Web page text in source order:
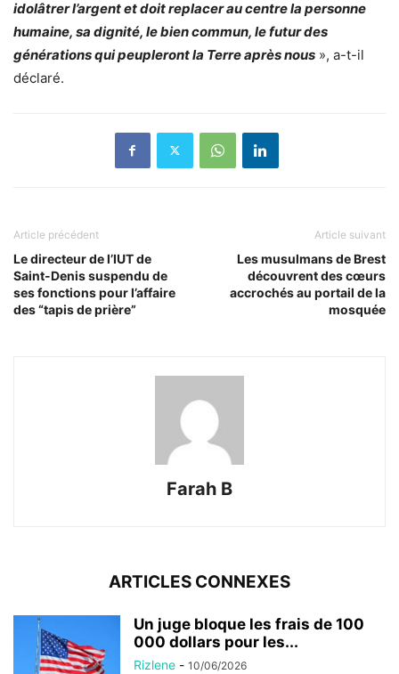
idolâtrer l’argent et doit replacer au centre la personne
humaine, sa dignité, le bien commun, le futur des
générations qui peupleront la Terre après nous », a-t-il
déclaré.
Article précédent
Le directeur de l’IUT de
Saint-Denis suspendu de
ses fonctions pour l’affaire
des “tapis de prière”
Article suivant
Les musulmans de Brest
découvrent des cœurs
accrochés au portail de la
mosquée
Farah B
ARTICLES CONNEXES
Un juge bloque les frais de 100
000 dollars pour les...
Rizlene - 10/06/2026